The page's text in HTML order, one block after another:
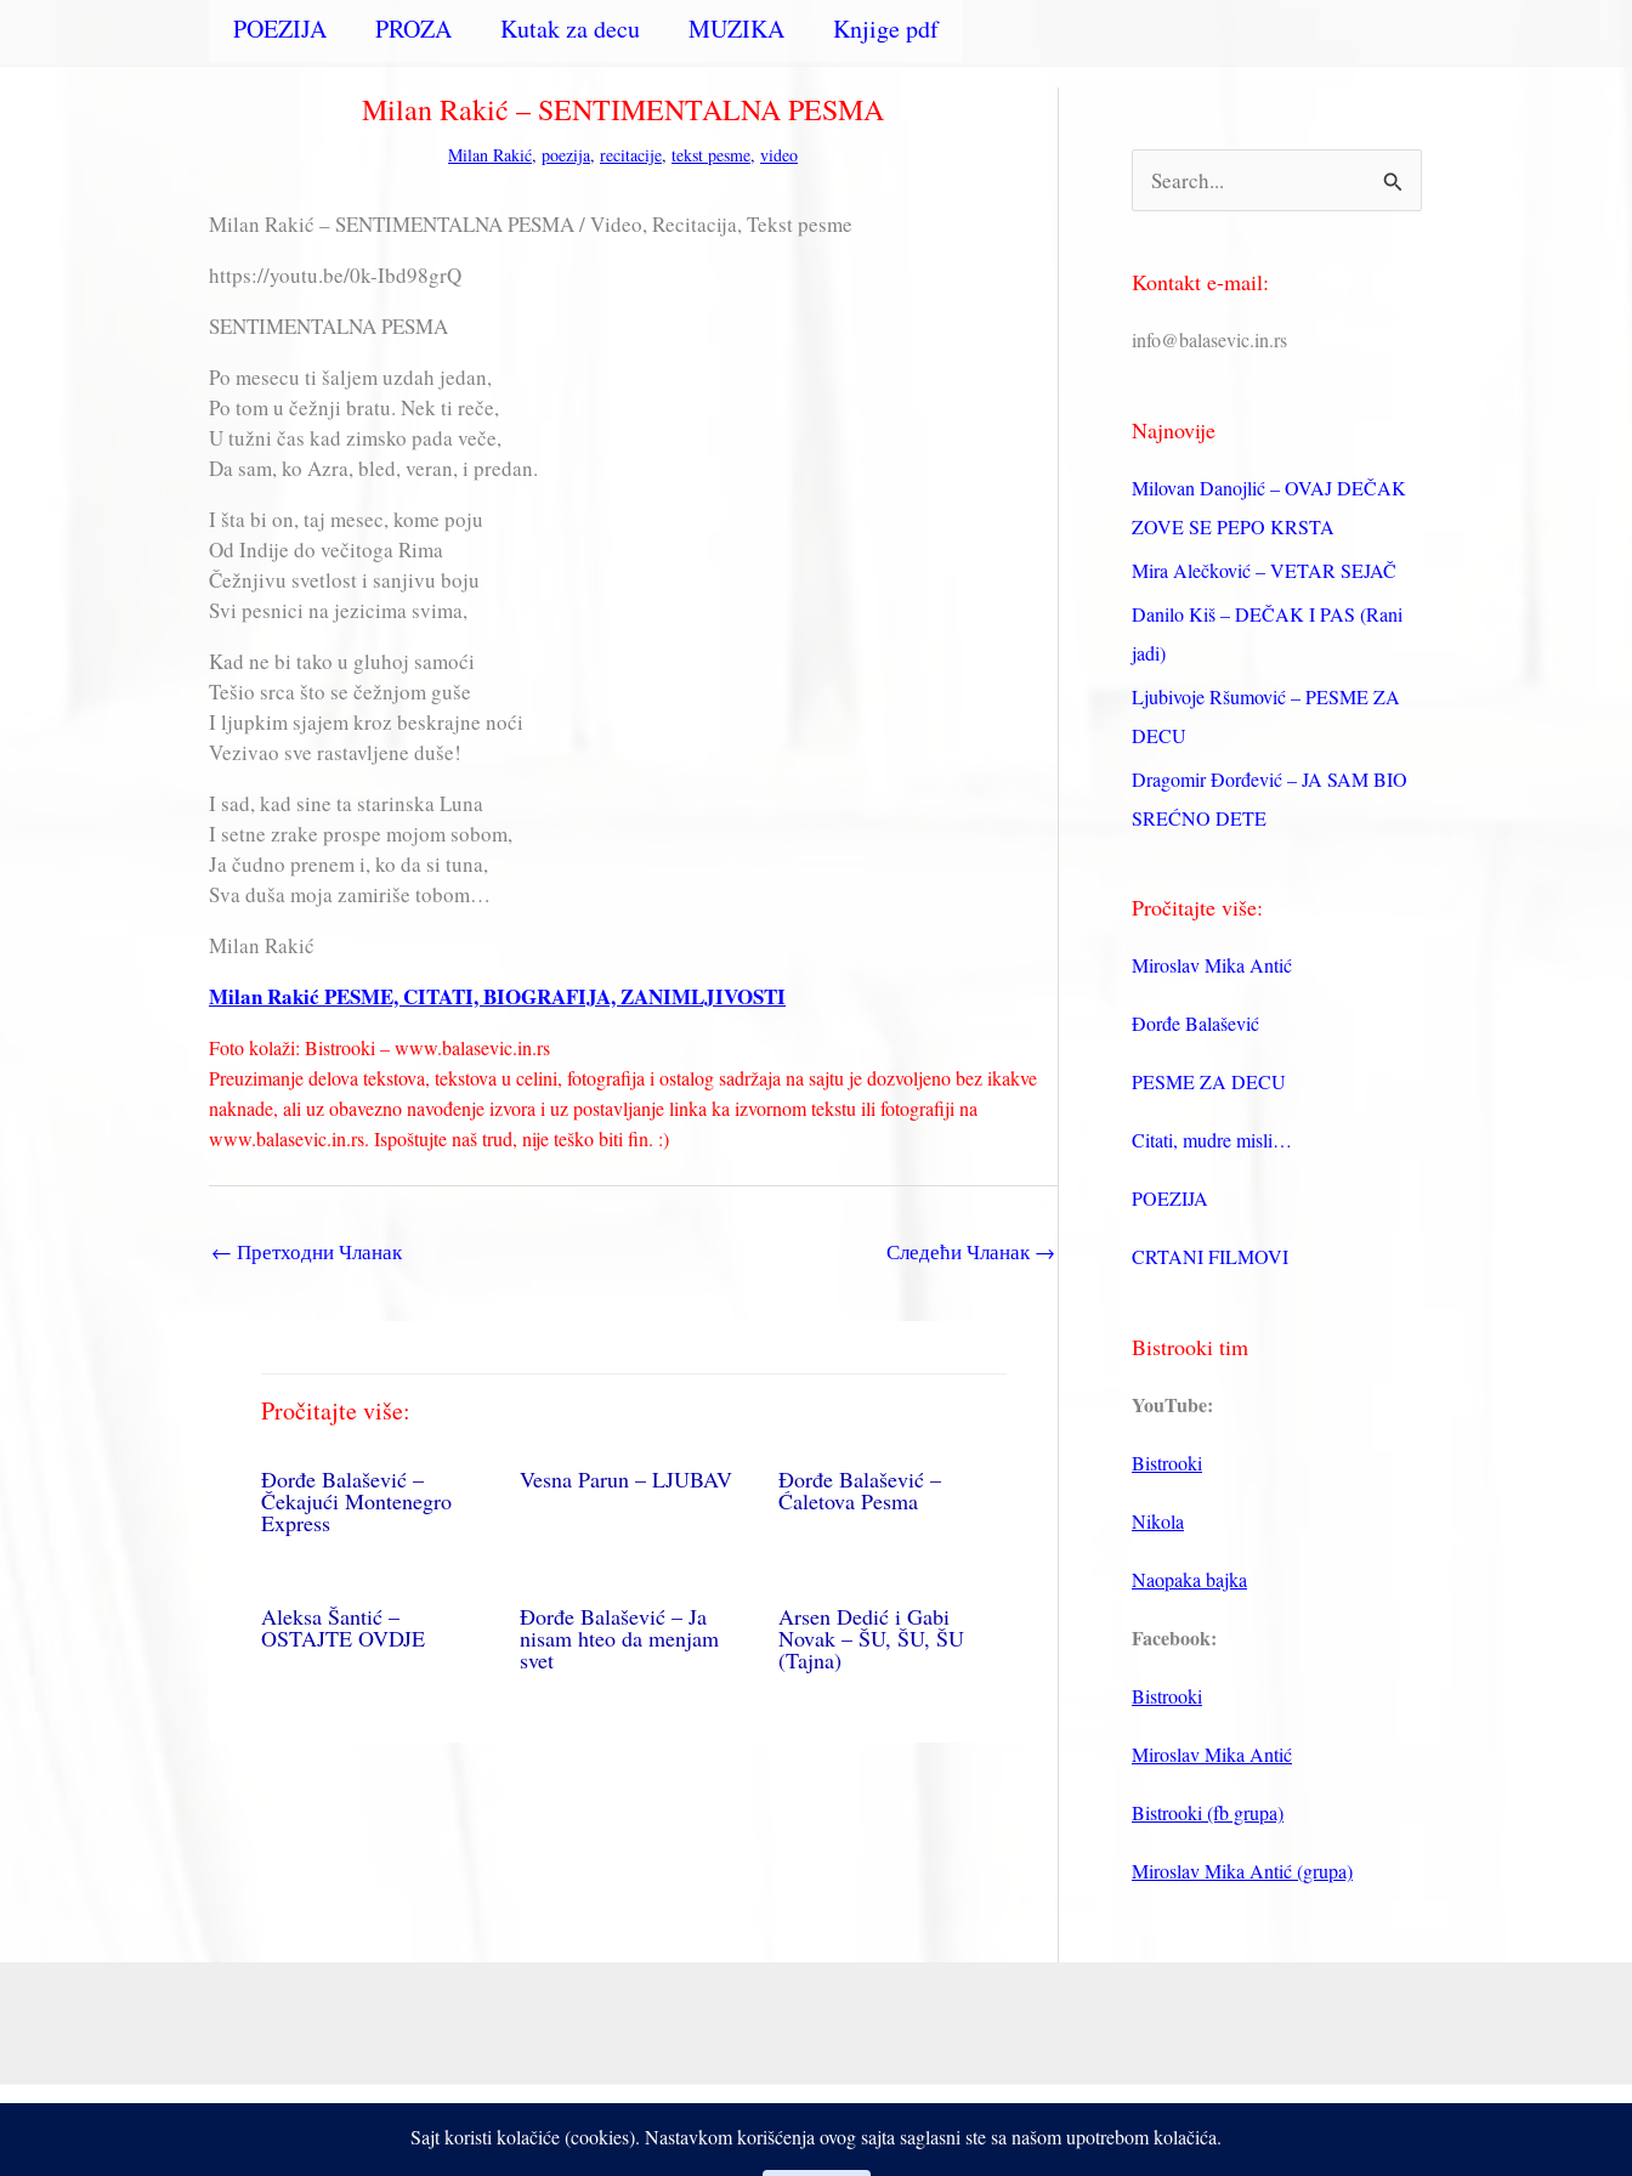
POEZIJA PROZA Kutak za decu MUZIKA Knjige pdf
Milan Rakić – SENTIMENTALNA PESMA
Milan Rakić, poezija, recitacije, tekst pesme, video
Milan Rakić – SENTIMENTALNA PESMA / Video, Recitacija, Tekst pesme
https://youtu.be/0k-Ibd98grQ
SENTIMENTALNA PESMA
Po mesecu ti šaljem uzdah jedan,
Po tom u čežnji bratu. Nek ti reče,
U tužni čas kad zimsko pada veče,
Da sam, ko Azra, bled, veran, i predan.
I šta bi on, taj mesec, kome poju
Od Indije do večitoga Rima
Čežnjivu svetlost i sanjivu boju
Svi pesnici na jezicima svima,
Kad ne bi tako u gluhoj samoći
Tešio srca što se čežnjom guše
I ljupkim sjajem kroz beskrajne noći
Vezivao sve rastavljene duše!
I sad, kad sine ta starinska Luna
I setne zrake prospe mojom sobom,
Ja čudno prenem i, ko da si tuna,
Sva duša moja zamiriše tobom…
Milan Rakić
Milan Rakić PESME, CITATI, BIOGRAFIJA, ZANIMLJIVOSTI
Foto kolaži: Bistrooki – www.balasevic.in.rs
Preuzimanje delova tekstova, tekstova u celini, fotografija i ostalog sadržaja na sajtu je dozvoljeno bez ikakve
naknade, ali uz obavezno navođenje izvora i uz postavljanje linka ka izvornom tekstu ili fotografiji na
www.balasevic.in.rs. Ispoštujte naš trud, nije teško biti fin. :)
← Претходни Чланак Следећи Чланак →
Pročitajte više:
Đorđe Balašević –
Čekajući Montenegro
Express
Vesna Parun – LJUBAV Đorđe Balašević –
Ćaletova Pesma
Aleksa Šantić –
OSTAJTE OVDJE
Đorđe Balašević – Ja
nisam hteo da menjam
svet
Arsen Dedić i Gabi
Novak – ŠU, ŠU, ŠU
(Tajna)
р
т
а
з
а
Kontakt e-mail:
info@balasevic.in.rs
Najnovije
Milovan Danojlić – OVAJ DEČAK
ZOVE SE PEPO KRSTA
Mira Alečković – VETAR SEJAČ
Danilo Kiš – DEČAK I PAS (Rani
jadi)
Ljubivoje Ršumović – PESME ZA
DECU
Dragomir Đorđević – JA SAM BIO
SREĆNO DETE
Pročitajte više:
Miroslav Mika Antić
Đorđe Balašević
PESME ZA DECU
Citati, mudre misli…
POEZIJA
CRTANI FILMOVI
Bistrooki tim
YouTube:
Bistrooki
Nikola
Naopaka bajka
Facebook:
Bistrooki
Miroslav Mika Antić
Bistrooki (fb grupa)
Miroslav Mika Antić (grupa)
Copyright © 2017- 2026 Bistrooki
Sajt koristi kolačiće (cookies). Nastavkom korišćenja ovog sajta saglasni ste sa našom upotrebom kolačića.